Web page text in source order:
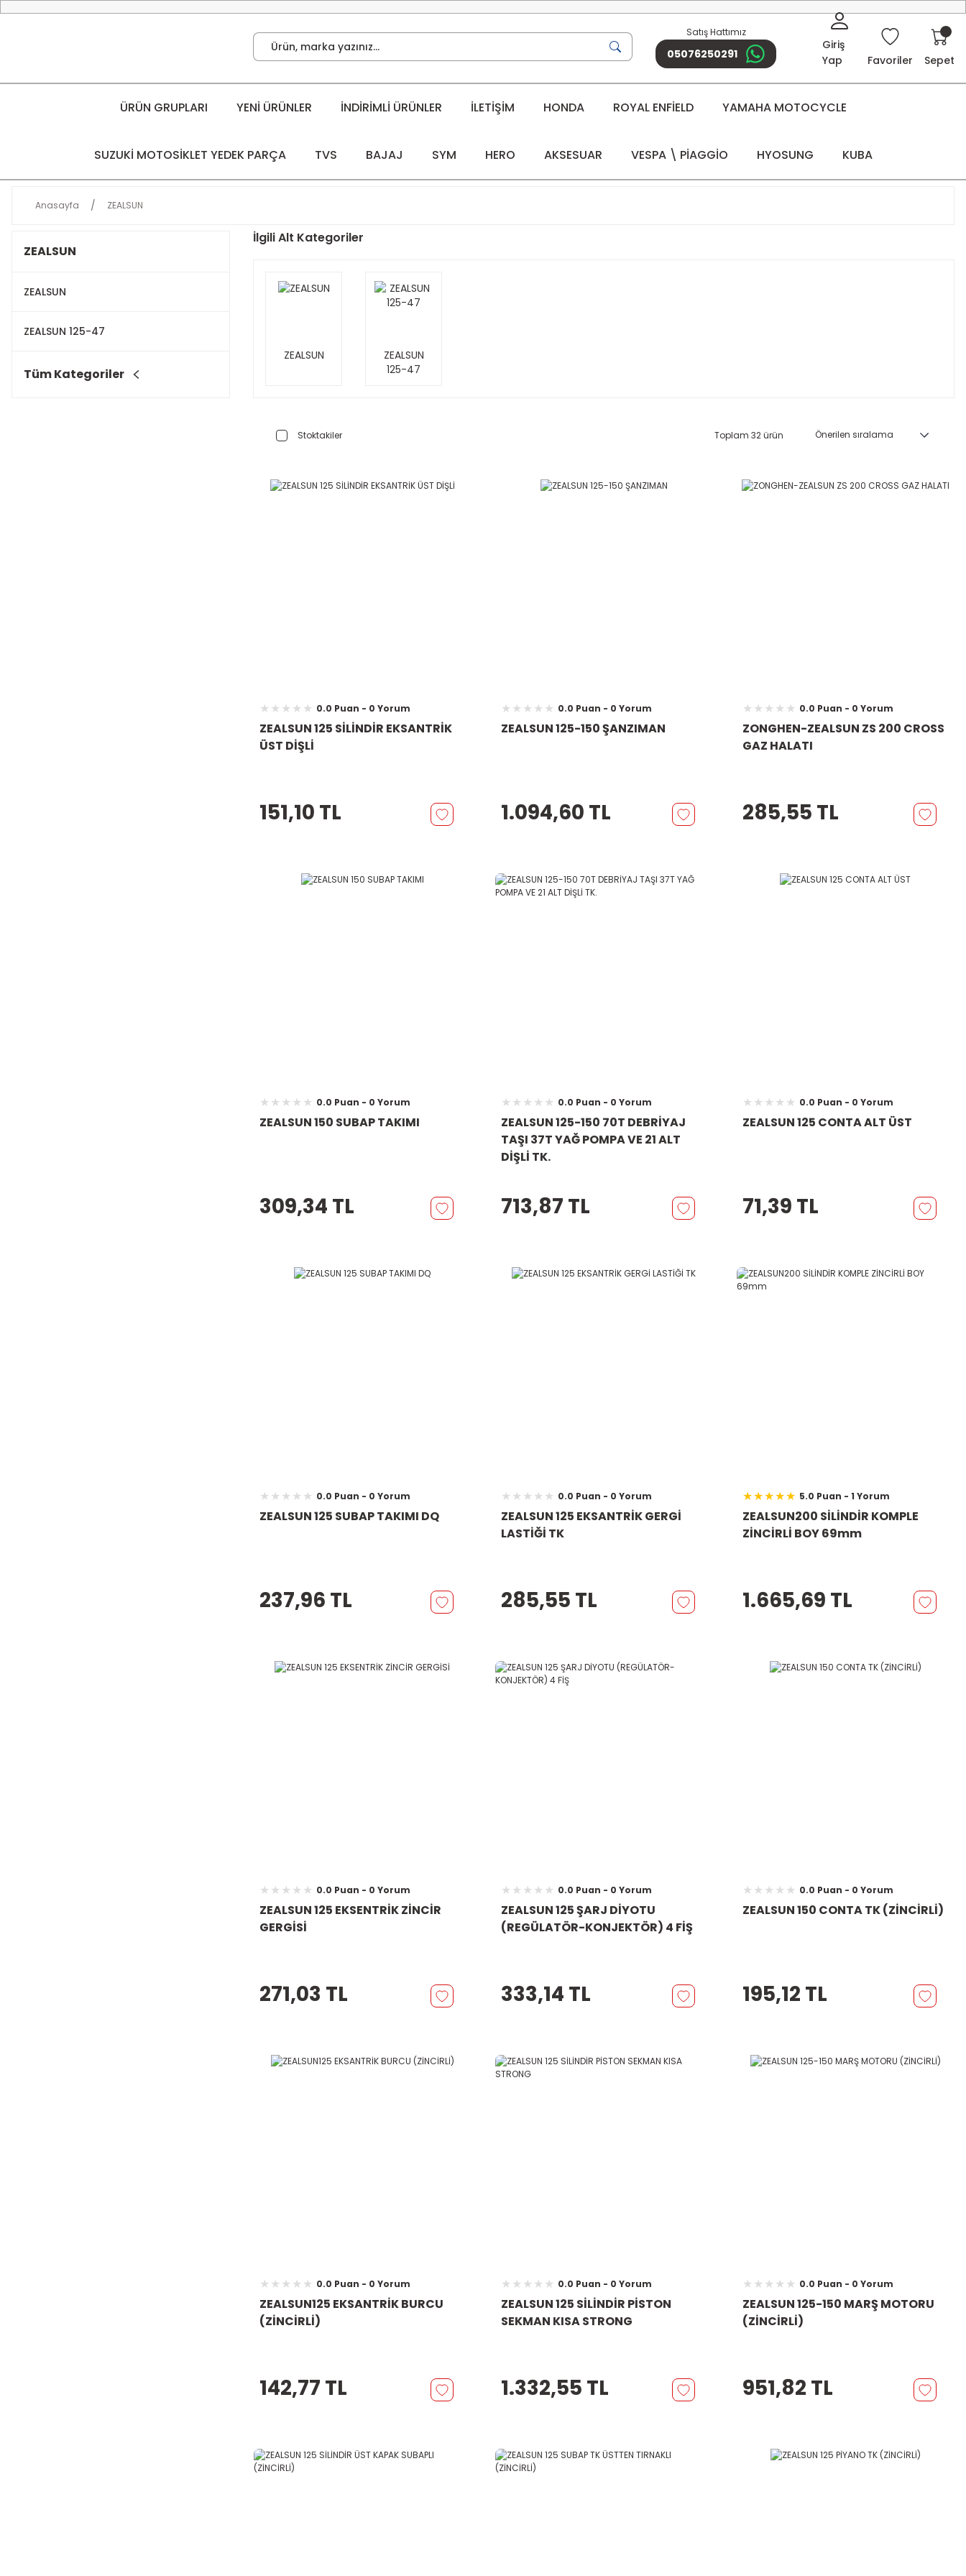
Satış Hattımız
05076250291
Giriş
Yap
Favoriler Sepet
ÜRÜN GRUPLARI YENİ ÜRÜNLER İNDİRİMLİ ÜRÜNLER İLETİŞİM HONDA ROYAL ENFİELD YAMAHA MOTOCYCLE
SUZUKİ MOTOSİKLET YEDEK PARÇA TVS BAJAJ SYM HERO AKSESUAR VESPA \ PİAGGİO HYOSUNG KUBA
Anasayfa ZEALSUN
ZEALSUN
ZEALSUN
ZEALSUN 125-47
Tüm Kategoriler
İlgili Alt Kategoriler
ZEALSUN
ZEALSUN
125-47
Stoktakiler Toplam 32 ürün
0.0 Puan - 0 Yorum
ZEALSUN 125 SİLİNDİR EKSANTRİK
ÜST DİŞLİ
151,10 TL
0.0 Puan - 0 Yorum
ZEALSUN 125-150 ŞANZIMAN
1.094,60 TL
0.0 Puan - 0 Yorum
ZONGHEN-ZEALSUN ZS 200 CROSS
GAZ HALATI
285,55 TL
0.0 Puan - 0 Yorum
ZEALSUN 150 SUBAP TAKIMI
309,34 TL
0.0 Puan - 0 Yorum
ZEALSUN 125-150 70T DEBRİYAJ
TAŞI 37T YAĞ POMPA VE 21 ALT
DİŞLİ TK.
713,87 TL
0.0 Puan - 0 Yorum
ZEALSUN 125 CONTA ALT ÜST
71,39 TL
0.0 Puan - 0 Yorum
ZEALSUN 125 SUBAP TAKIMI DQ
237,96 TL
0.0 Puan - 0 Yorum
ZEALSUN 125 EKSANTRİK GERGİ
LASTİĞİ TK
285,55 TL
5.0 Puan - 1 Yorum
ZEALSUN200 SİLİNDİR KOMPLE
ZİNCİRLİ BOY 69mm
1.665,69 TL
0.0 Puan - 0 Yorum
ZEALSUN 125 EKSENTRİK ZİNCİR
GERGİSİ
271,03 TL
0.0 Puan - 0 Yorum
ZEALSUN 125 ŞARJ DİYOTU
(REGÜLATÖR-KONJEKTÖR) 4 FİŞ
333,14 TL
0.0 Puan - 0 Yorum
ZEALSUN 150 CONTA TK (ZİNCİRLİ)
195,12 TL
0.0 Puan - 0 Yorum
ZEALSUN125 EKSANTRİK BURCU
(ZİNCİRLİ)
142,77 TL
0.0 Puan - 0 Yorum
ZEALSUN 125 SİLİNDİR PİSTON
SEKMAN KISA STRONG
1.332,55 TL
0.0 Puan - 0 Yorum
ZEALSUN 125-150 MARŞ MOTORU
(ZİNCİRLİ)
951,82 TL